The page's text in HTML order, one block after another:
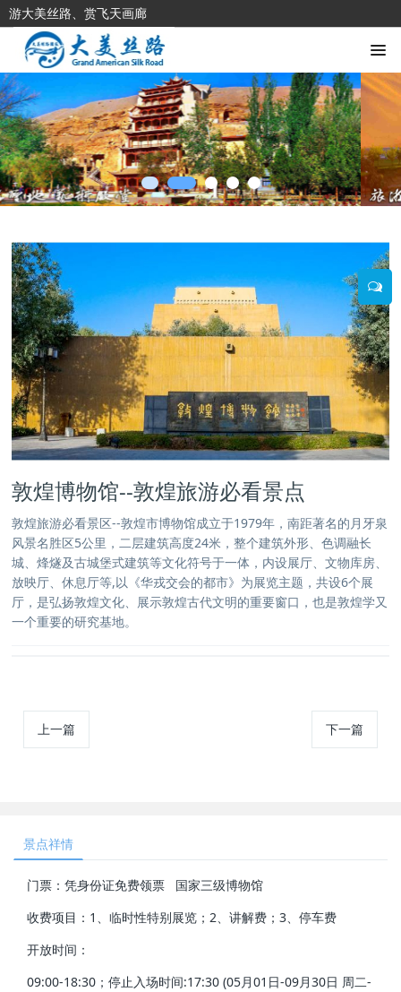
游大美丝路、赏飞天画廊
敦煌博物馆--敦煌旅游必看景点
敦煌旅游必看景区--敦煌市博物馆成立于1979年，南距著名的月牙泉
风景名胜区5公里，二层建筑高度24米，整个建筑外形、色调融长
城、烽燧及古城堡式建筑等文化符号于一体，内设展厅、文物库房、
放映厅、休息厅等,以《华戎交会的都市》为展览主题，共设6个展
厅，是弘扬敦煌文化、展示敦煌古代文明的重要窗口，也是敦煌学又
一个重要的研究基地。
上一篇 下一篇
景点祥情
门票：凭身份证免费领票 国家三级博物馆
收费项目：1、临时性特别展览；2、讲解费；3、停车费
开放时间：
09:00-18:30；停止入场时间:17:30 (05月01日-09月30日 周二-